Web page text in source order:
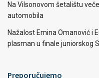
Na Vilsonovom šetalištu
automobila
Nažalost Emina Omanović i
plasman u finale juniorskog
Preporučujemo